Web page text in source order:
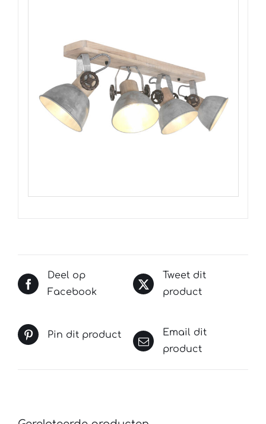
Deel op
Facebook
Tweet dit
product
Pin dit product
Email dit
product